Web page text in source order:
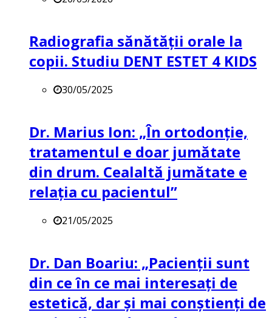
Radiografia sănătății orale la
copii. Studiu DENT ESTET 4 KIDS
30/05/2025
Dr. Marius Ion: „În ortodonție,
tratamentul e doar jumătate
din drum. Cealaltă jumătate e
relația cu pacientul”
21/05/2025
Dr. Dan Boariu: „Pacienții sunt
din ce în ce mai interesați de
estetică, dar și mai conștienți de